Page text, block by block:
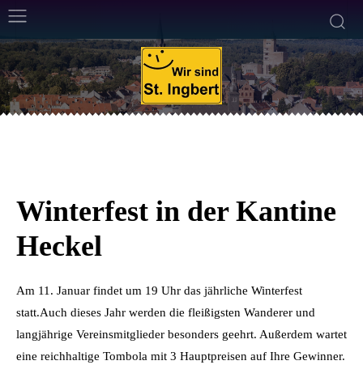
8. Januar 2014 Von Frank Leyendecker Weniger als eineMin. Lesezeit
Winterfest in der Kantine
Heckel
Am 11. Januar findet um 19 Uhr das jährliche Winterfest
statt.Auch dieses Jahr werden die fleißigsten Wanderer und
langjährige Vereinsmitglieder besonders geehrt. Außerdem wartet
eine reichhaltige Tombola mit 3 Hauptpreisen auf Ihre Gewinner.